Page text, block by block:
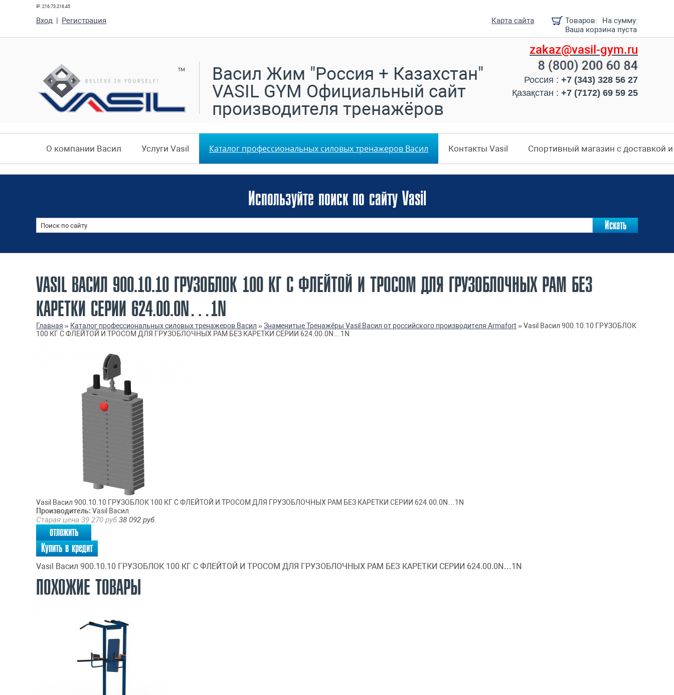
IP: 216.73.216.45
Товаров:
На сумму:
Ваша корзина пуста
Карта сайта
Вход | Регистрация
zakaz@vasil-gym.ru
Россия : +7 (343) 328 56 27
Қазақстан : +7 (7172) 69 59 25
Васил Жим "Россия + Казахстан"
VASIL GYM Официальный сайт
производителя тренажёров
О компании Васил Услуги Vasil Каталог профессиональных силовых тренажеров Васил Контакты Vasil Спортивный магазин с доставкой
Используйте поиск по сайту Vasil
VASIL ВАСИЛ 900.10.10 ГРУЗОБЛОК 100 КГ С ФЛЕЙТОЙ И ТРОСОМ ДЛЯ ГРУЗОБЛОЧНЫХ РАМ БЕЗ
КАРЕТКИ СЕРИИ 624.00.0N…1N
Главная » Каталог профессиональных силовых тренажеров Васил »Знаменитые Тренажёры Vasil Васил от российского производителя Armafort »Vasil Васил 900.10.10 ГРУЗОБЛОК
100 КГ С ФЛЕЙТОЙ И ТРОСОМ ДЛЯ ГРУЗОБЛОЧНЫХ РАМ БЕЗ КАРЕТКИ СЕРИИ 624.00.0N…1N
Vasil Васил 900.10.10 ГРУЗОБЛОК 100 КГ С ФЛЕЙТОЙ И ТРОСОМ ДЛЯ ГРУЗОБЛОЧНЫХ РАМ БЕЗ КАРЕТКИ СЕРИИ 624.00.0N…1N
Производитель: Vasil Васил
Старая цена:39 270 руб.38 092 руб.
отложить
Купить в кредит
Vasil Васил 900.10.10 ГРУЗОБЛОК 100 КГ С ФЛЕЙТОЙ И ТРОСОМ ДЛЯ ГРУЗОБЛОЧНЫХ РАМ БЕЗ КАРЕТКИ СЕРИИ 624.00.0N…1N
ПОХОЖИЕ ТОВАРЫ